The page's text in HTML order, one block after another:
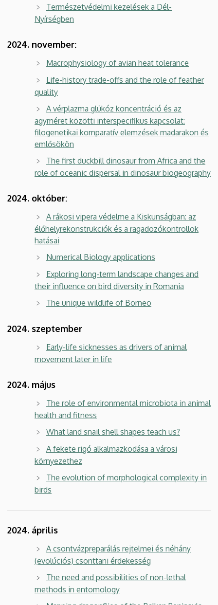
Természetvédelmi kezelések a Dél-
Nyírségben
2024. november:
Macrophysiology of avian heat tolerance
Life-history trade-offs and the role of feather
quality
A vérplazma glükóz koncentráció és az
agyméret közötti interspecifikus kapcsolat:
filogenetikai komparatív elemzések madarakon és
emlősökön
The first duckbill dinosaur from Africa and the
role of oceanic dispersal in dinosaur biogeography
2024. október:
A rákosi vipera védelme a Kiskunságban: az
élőhelyrekonstrukciók és a ragadozókontrollok
hatásai
Numerical Biology applications
Exploring long-term landscape changes and
their influence on bird diversity in Romania
The unique wildlife of Borneo
2024. szeptember
Early-life sicknesses as drivers of animal
movement later in life
2024. május
The role of environmental microbiota in animal
health and fitness
What land snail shell shapes teach us?
A fekete rigó alkalmazkodása a városi
környezethez
The evolution of morphological complexity in
birds
2024. április
A csontvázpreparálás rejtelmei és néhány
(evolúciós) csonttani érdekesség
The need and possibilities of non-lethal
methods in entomology